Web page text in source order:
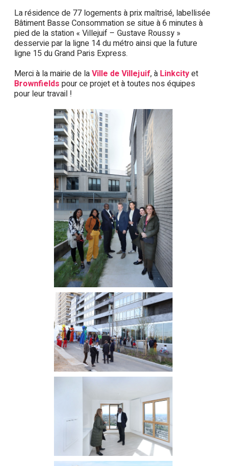
La résidence de 77 logements à prix maîtrisé, labellisée
Bâtiment Basse Consommation se situe à 6 minutes à
pied de la station « Villejuif – Gustave Roussy »
desservie par la ligne 14 du métro ainsi que la future
ligne 15 du Grand Paris Express.
Merci à la mairie de laVille de Villejuif, à Linkcityet
Brownfields pour ce projet et à toutes nos équipes
pour leur travail !